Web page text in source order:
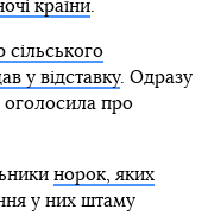
країни.
сільського
у відставку. Одразу
оголосила про
норок, яких
у них штаму